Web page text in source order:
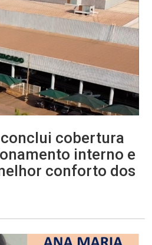
cobertura
interno e
conforto dos